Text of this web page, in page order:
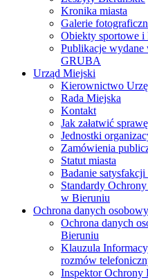
Kronika miasta
Galerie
Obiekty sportowe i
Publikacje
GRUBA
Urząd Miejski
Kierownictwo
Rada Miejska
Kontakt
Jak załatwić
Jednostki
Zamówienia
Statut miasta
Badanie satysfakcji
Standardy
w Bieruniu
Ochrona danych
Ochrona danych
Bieruniu
Klauzula
rozmów
Inspektor Ochrony